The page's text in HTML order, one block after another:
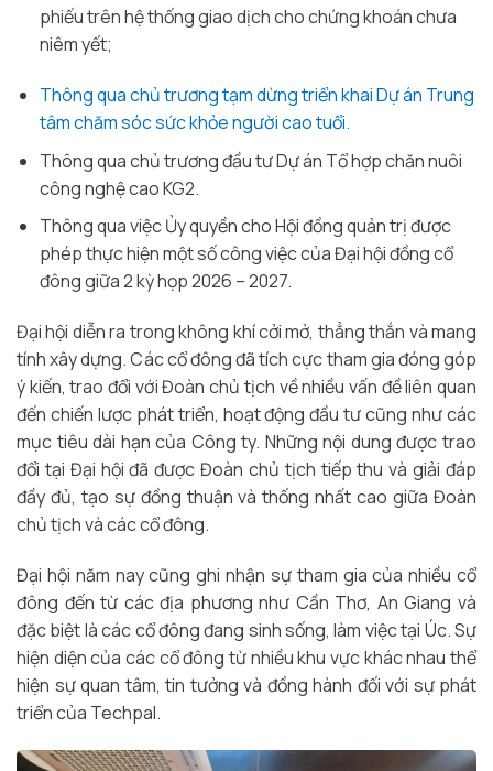
phiếu trên hệ thống giao dịch cho chứng khoán chưa
niêm yết;
Thông qua chủ trương tạm dừng triển khai Dự án Trung
tâm chăm sóc sức khỏe người cao tuổi.
Thông qua chủ trương đầu tư Dự án Tổ hợp chăn nuôi
công nghệ cao KG2.
Thông qua việc Ủy quyền cho Hội đồng quản trị được
phép thực hiện một số công việc của Đại hội đồng cổ
đông giữa 2 kỳ họp 2026 – 2027.
Đại hội diễn ra trong không khí cởi mở, thẳng thắn và mang
tính xây dựng. Các cổ đông đã tích cực tham gia đóng góp
ý kiến, trao đổi với Đoàn chủ tịch về nhiều vấn đề liên quan
đến chiến lược phát triển, hoạt động đầu tư cũng như các
mục tiêu dài hạn của Công ty. Những nội dung được trao
đổi tại Đại hội đã được Đoàn chủ tịch tiếp thu và giải đáp
đầy đủ, tạo sự đồng thuận và thống nhất cao giữa Đoàn
chủ tịch và các cổ đông.
Đại hội năm nay cũng ghi nhận sự tham gia của nhiều cổ
đông đến từ các địa phương như Cần Thơ, An Giang và
đặc biệt là các cổ đông đang sinh sống, làm việc tại Úc. Sự
hiện diện của các cổ đông từ nhiều khu vực khác nhau thể
hiện sự quan tâm, tin tưởng và đồng hành đối với sự phát
triển của Techpal.